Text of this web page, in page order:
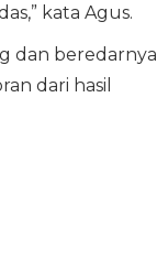
kata Agus.
dan beredarnya
dari hasil